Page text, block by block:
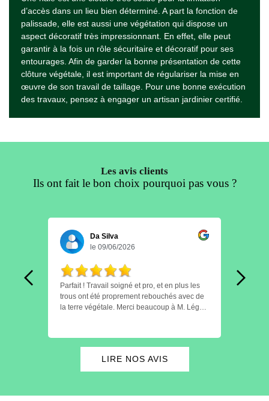
d’accès dans un lieu bien déterminé. A part la fonction de
palissade, elle est aussi une végétation qui dispose un
aspect décoratif très impressionnant. En effet, elle peut
garantir à la fois un rôle sécuritaire et décoratif pour ses
entourages. Afin de garder la bonne présentation de cette
clôture végétale, il est important de régulariser la mise en
œuvre de son travail de taillage. Pour une bonne exécution
des travaux, pensez à engager un artisan jardinier certifié.
Les avis clients
Ils ont fait le bon choix pourquoi pas vous ?
Da Silva
le 09/06/2026
Parfait ! Travail soigné et pro, et en plus les
trous ont été proprement rebouchés avec de
la terre végétale. Merci beaucoup à M. Léger
LIRE NOS AVIS